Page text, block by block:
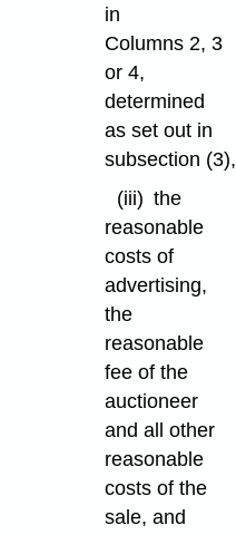
in
Columns 2, 3
or 4,
determined
as set out in
subsection (3),
(iii) the
reasonable
costs of
advertising,
the
reasonable
fee of the
auctioneer
and all other
reasonable
costs of the
sale, and